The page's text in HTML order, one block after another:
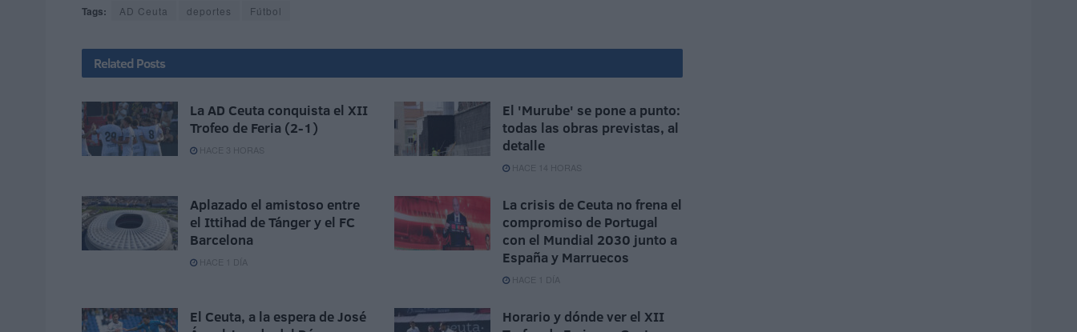
Tags: AD Ceuta deportes Fútbol
Related Posts
La AD Ceuta conquista el XII
Trofeo de Feria (2-1)
HACE 3 HORAS
El 'Murube' se pone a punto:
todas las obras previstas, al
detalle
HACE 14 HORAS
Aplazado el amistoso entre
el Ittihad de Tánger y el FC
Barcelona
HACE 1 DÍA
La crisis de Ceuta no frena el
compromiso de Portugal
con el Mundial 2030 junto a
España y Marruecos
HACE 1 DÍA
El Ceuta, a la espera de José
Horario y dónde ver el XII